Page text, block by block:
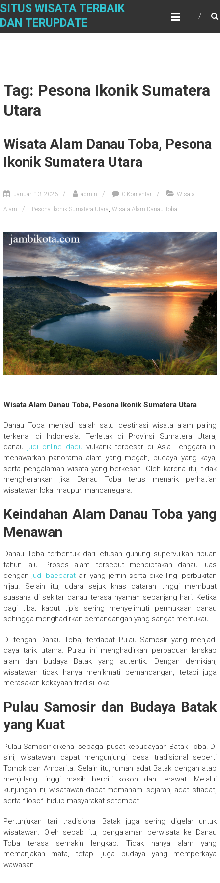
Skip
content
SITUS WISATA TERBAIK
DAN TERUPDATE
Tag: Pesona Ikonik Sumatera
Utara
Wisata Alam Danau Toba, Pesona
Ikonik Sumatera Utara
Januari 13, 2026 admin 0 Komentar Wisata
Alam Pesona Ikonik Sumatera Utara, Wisata Alam Danau Toba
Wisata Alam Danau Toba, Pesona Ikonik Sumatera Utara
Danau Toba menjadi salah satu destinasi wisata alam paling
terkenal di Indonesia. Terletak di Provinsi Sumatera Utara,
danau judi online dadu vulkanik terbesar di Asia Tenggara ini
menawarkan panorama alam yang megah, budaya yang kaya,
serta pengalaman wisata yang berkesan. Oleh karena itu, tidak
mengherankan jika Danau Toba terus menarik perhatian
wisatawan lokal maupun mancanegara.
Keindahan Alam Danau Toba yang
Menawan
Danau Toba terbentuk dari letusan gunung supervulkan ribuan
tahun lalu. Proses alam tersebut menciptakan danau luas
dengan judi baccarat air yang jernih serta dikelilingi perbukitan
hijau. Selain itu, udara sejuk khas dataran tinggi membuat
suasana di sekitar danau terasa nyaman sepanjang hari. Ketika
pagi tiba, kabut tipis sering menyelimuti permukaan danau
sehingga menghadirkan pemandangan yang sangat memukau.
Di tengah Danau Toba, terdapat Pulau Samosir yang menjadi
daya tarik utama. Pulau ini menghadirkan perpaduan lanskap
alam dan budaya Batak yang autentik. Dengan demikian,
wisatawan tidak hanya menikmati pemandangan, tetapi juga
merasakan kekayaan tradisi lokal.
Pulau Samosir dan Budaya Batak
yang Kuat
Pulau Samosir dikenal sebagai pusat kebudayaan Batak Toba. Di
sini, wisatawan dapat mengunjungi desa tradisional seperti
Tomok dan Ambarita. Selain itu, rumah adat Batak dengan atap
menjulang tinggi masih berdiri kokoh dan terawat. Melalui
kunjungan ini, wisatawan dapat memahami sejarah, adat istiadat,
serta filosofi hidup masyarakat setempat.
Pertunjukan tari tradisional Batak juga sering digelar untuk
wisatawan. Oleh sebab itu, pengalaman berwisata ke Danau
Toba terasa semakin lengkap. Tidak hanya alam yang
memanjakan mata, tetapi juga budaya yang memperkaya
wawasan.